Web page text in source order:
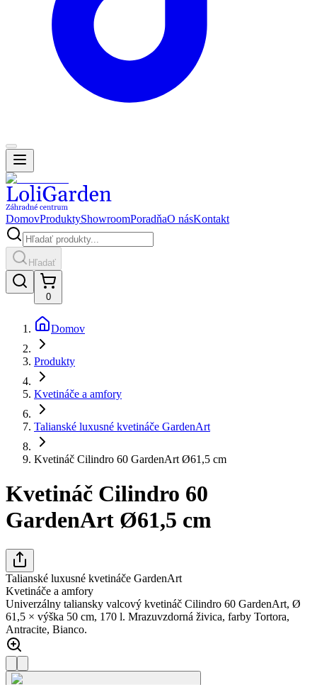
DomovProduktyShowroomPoradňaO násKontakt
Hľadať
0
Domov
Produkty
Kvetináče a amfory
Talianské luxusné kvetináče GardenArt
Kvetináč Cilindro 60 GardenArt Ø61,5 cm
Kvetináč Cilindro 60
GardenArt Ø61,5 cm
Talianské luxusné kvetináče GardenArt
Kvetináče a amfory
Univerzálny taliansky valcový kvetináč Cilindro 60 GardenArt, Ø
61,5 × výška 50 cm, 170 l. Mrazuvzdorná živica, farby Tortora,
Antracite, Bianco.